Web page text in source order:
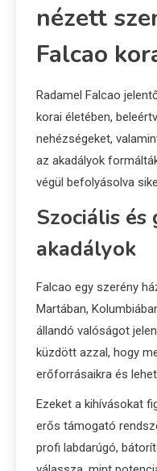
nézett
Falcao
Radamel Falcao
korai életében,
nehézségeket,
az akadályok
végül befolyásolva
Szociális és
akadályok
Falcao egy szerény
Martában,
állandó valóságot
küzdött azzal, hogy
erőforrásaikra és
Ezeket a kihívásokat
erős támogató
profi labdarúgó,